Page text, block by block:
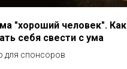
"хороший человек". Как
себя свести с ума
для спонсоров